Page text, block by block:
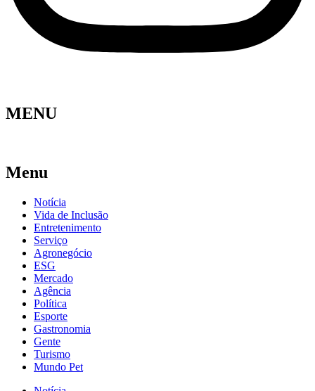
MENU
Menu
Notícia
Vida de Inclusão
Entretenimento
Serviço
Agronegócio
ESG
Mercado
Agência
Política
Esporte
Gastronomia
Gente
Turismo
Mundo Pet